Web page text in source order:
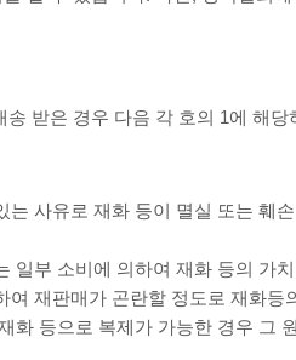
받은 경우 다음 각 호의 1에 해
는 사유로 재화 등이 멸실 또는 훼
일부 소비에 의하여 재화 등의 가
여 재판매가 곤란할 정도로 재화등
화 등으로 복제가 가능한 경우 그